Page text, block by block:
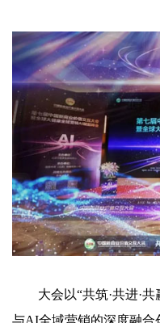
大会以“共筑·共进·共